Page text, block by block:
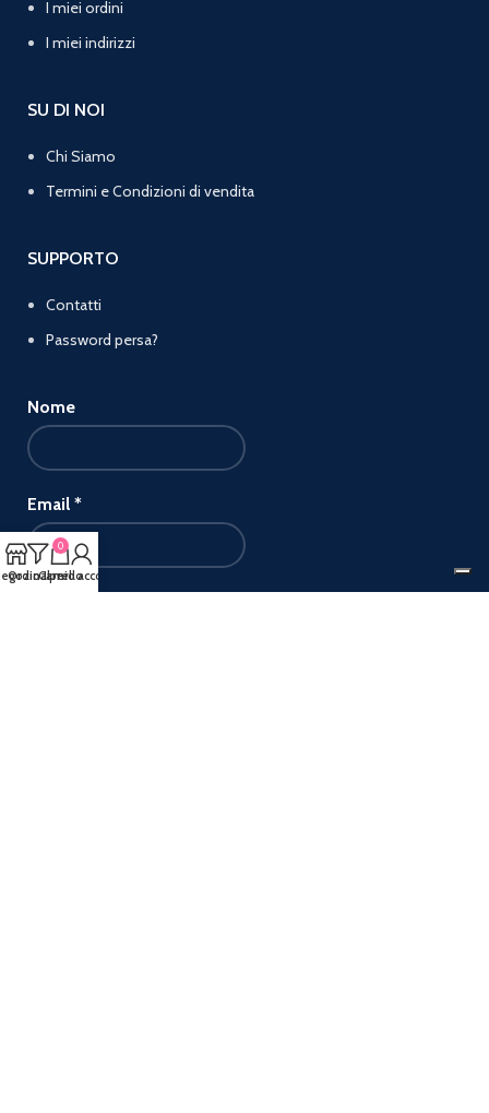
I miei ordini
I miei indirizzi
SU DI NOI
Chi Siamo
Termini e Condizioni di vendita
SUPPORTO
Contatti
Password persa?
Nome
Email *
Ordina per
0
Carrello
Il mio account